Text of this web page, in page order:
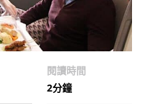
閱讀時間
2分鐘